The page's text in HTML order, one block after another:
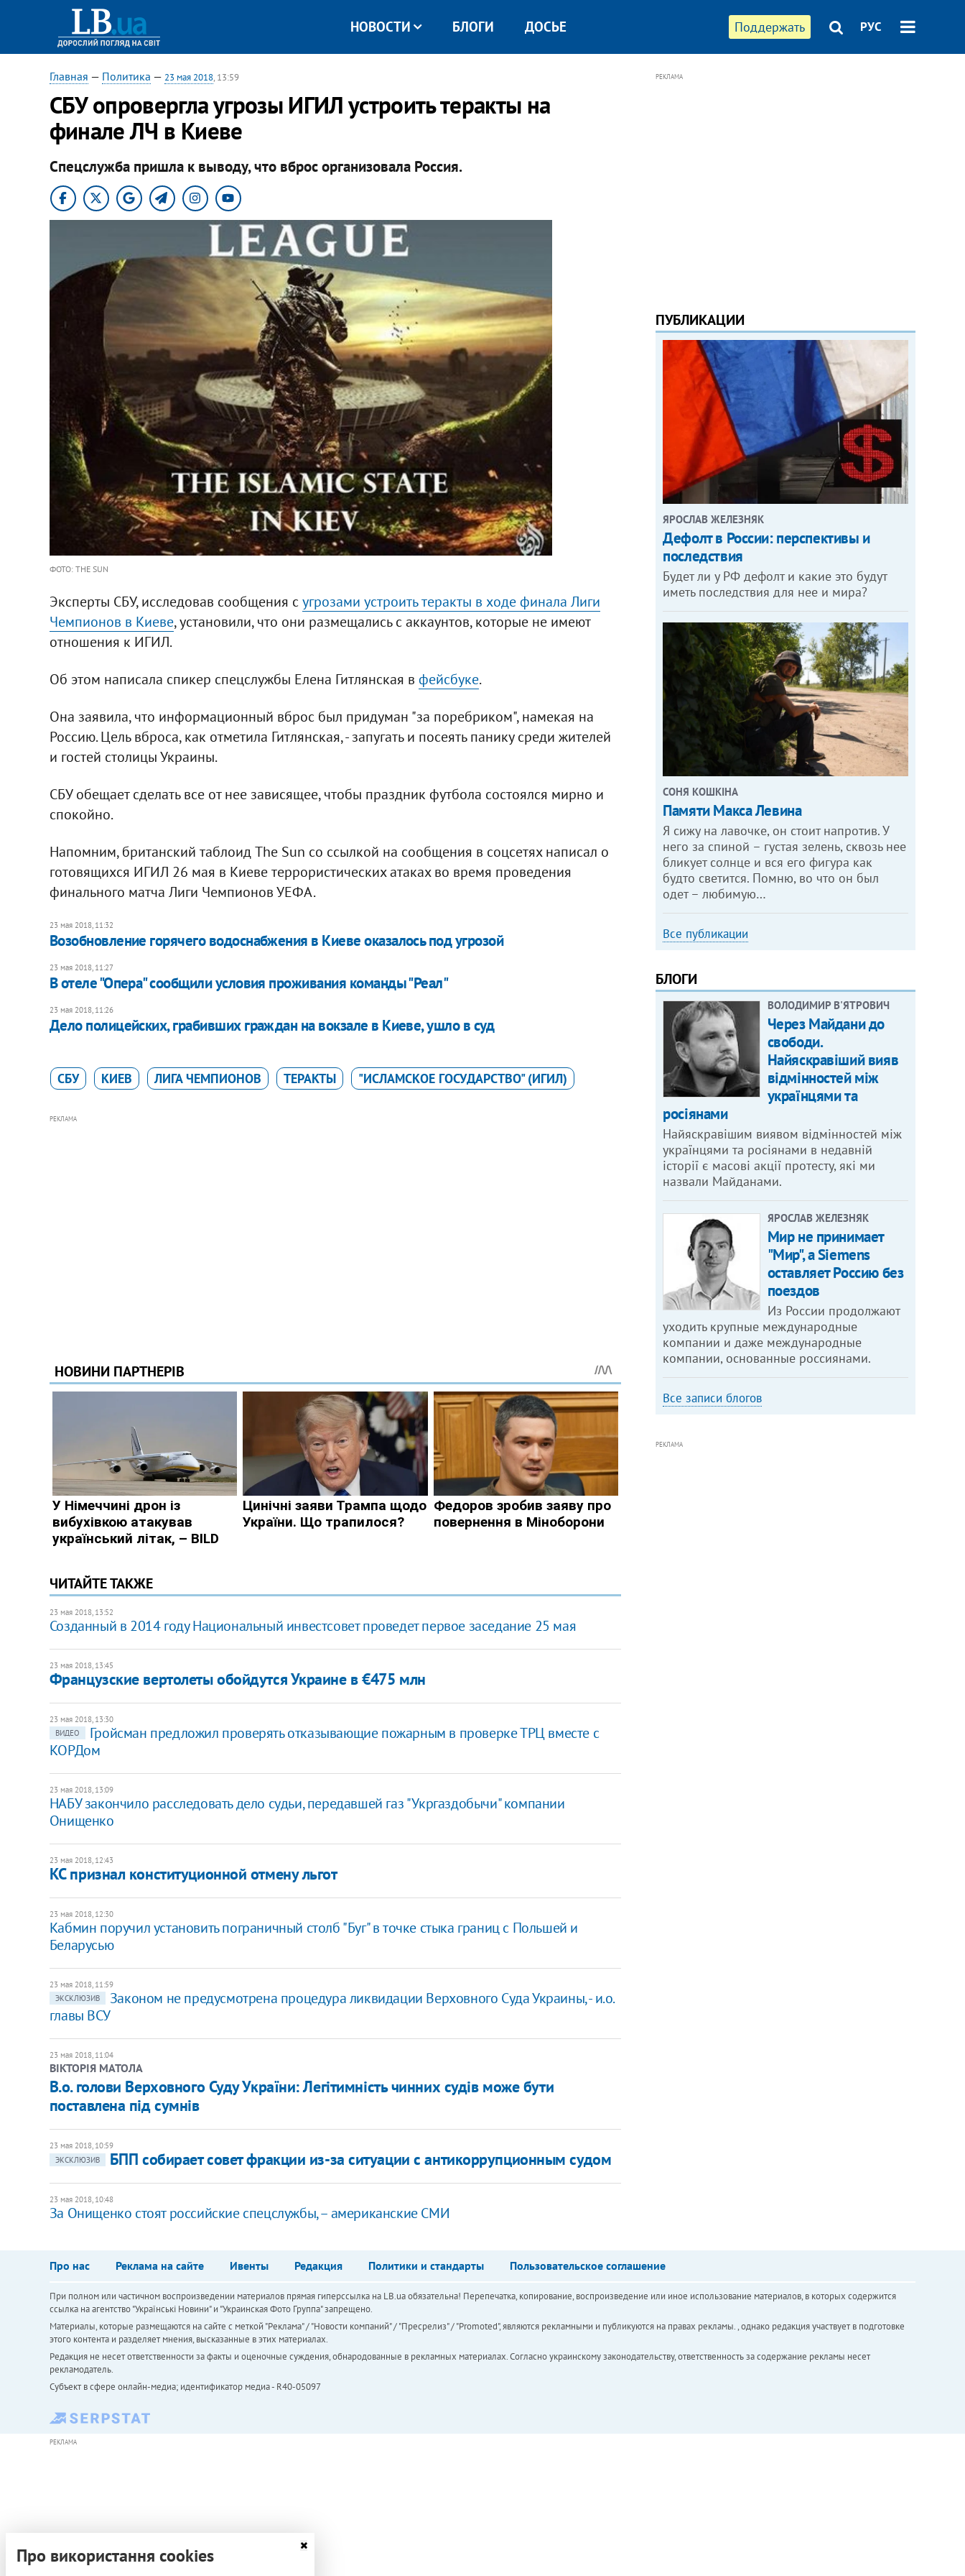
Поддержать РУС
НОВОСТИ БЛОГИ ДОСЬЕ
Главная — Политика — 23 мая 2018, 13:59
СБУ опровергла угрозы ИГИЛ устроить теракты на
финале ЛЧ в Киеве
Спецслужба пришла к выводу, что вброс организовала Россия.
ФОТО: THE SUN
Эксперты СБУ, исследовав сообщения сугрозами устроить теракты в ходе финала Лиги
Чемпионов в Киеве, установили, что они размещались с аккаунтов, которые не имеют
отношения к ИГИЛ.
Об этом написала спикер спецслужбы Елена Гитлянская в фейсбуке.
Она заявила, что информационный вброс был придуман "за поребриком", намекая на
Россию. Цель вброса, как отметила Гитлянская, - запугать и посеять панику среди жителей
и гостей столицы Украины.
СБУ обещает сделать все от нее зависящее, чтобы праздник футбола состоялся мирно и
спокойно.
Напомним, британский таблоид The Sun со ссылкой на сообщения в соцсетях написал о
готовящихся ИГИЛ 26 мая в Киеве террористических атаках во время проведения
финального матча Лиги Чемпионов УЕФА.
23 мая 2018, 11:32
Возобновление горячего водоснабжения в Киеве оказалось под угрозой
23 мая 2018, 11:27
В отеле "Опера" сообщили условия проживания команды "Реал"
23 мая 2018, 11:26
Дело полицейских, грабивших граждан на вокзале в Киеве, ушло в суд
СБУ КИЕВ ЛИГА ЧЕМПИОНОВ ТЕРАКТЫ "ИСЛАМСКОЕ ГОСУДАРСТВО" (ИГИЛ)
РЕКЛАМА
ЧИТАЙТЕ ТАКЖЕ
23 мая 2018, 13:52
​Созданный в 2014 году Национальный инвестсовет проведет первое заседание 25 мая
23 мая 2018, 13:45
Французские вертолеты обойдутся Украине в €475 млн
23 мая 2018, 13:30
ВИДЕО
​Гройсман предложил проверять отказывающие пожарным в проверке ТРЦ вместе с
КОРДом
23 мая 2018, 13:09
НАБУ закончило расследовать дело судьи, передавшей газ "Укргаздобычи" компании
Онищенко
23 мая 2018, 12:43
КС признал конституционной отмену льгот
23 мая 2018, 12:30
Кабмин поручил установить пограничный столб "Буг" в точке стыка границ с Польшей и
Беларусью
23 мая 2018, 11:59
ЭКСКЛЮЗИВ
Законом не предусмотрена процедура ликвидации Верховного Суда Украины, - и.о.
главы ВСУ
23 мая 2018, 11:04
ВІКТОРІЯ МАТОЛА
В.о. голови Верховного Суду України: Легітимність чинних судів може бути
поставлена під сумнів
23 мая 2018, 10:59
ЭКСКЛЮЗИВ
БПП собирает совет фракции из-за ситуации с антикоррупционным судом
23 мая 2018, 10:48
За Онищенко стоят российские спецслужбы, – американские СМИ
РЕКЛАМА
ПУБЛИКАЦИИ
ЯРОСЛАВ ЖЕЛЕЗНЯК
Дефолт в России: перспективы и
последствия
Будет ли у РФ дефолт и какие это будут
иметь последствия для нее и мира?
СОНЯ КОШКІНА
Памяти Макса Левина
Я сижу на лавочке, он стоит напротив. У
него за спиной – густая зелень, сквозь нее
бликует солнце и вся его фигура как
будто светится. Помню, во что он был
одет – любимую…
Все публикации
БЛОГИ
ВОЛОДИМИР В'ЯТРОВИЧ
Через Майдани до
свободи.
Найяскравіший вияв
відмінностей між
українцями та
росіянами
Найяскравішим виявом відмінностей між
українцями та росіянами в недавній
історії є масові акції протесту, які ми
назвали Майданами.
ЯРОСЛАВ ЖЕЛЕЗНЯК
Мир не принимает
"Мир", а Siemens
оставляет Россию без
поездов
Из России продолжают
уходить крупные международные
компании и даже международные
компании, основанные россиянами.
Все записи блогов
РЕКЛАМА
Про нас Реклама на сайте Ивенты Редакция Политики и стандарты Пользовательское соглашение
При полном или частичном воспроизведении материалов прямая гиперссылка на LB.ua обязательна! Перепечатка, копирование, воспроизведение или иное использование материалов, в которых содержится
ссылка на агентство "Українськi Новини" и "Украинская Фото Группа" запрещено.
Материалы, которые размещаются на сайте с меткой "Реклама" / "Новости компаний" / "Пресрелиз" / "Promoted", являются рекламными и публикуются на правах рекламы. , однако редакция участвует в подготовке
этого контента и разделяет мнения, высказанные в этих материалах.
Редакция не несет ответственности за факты и оценочные суждения, обнародованные в рекламных материалах. Согласно украинскому законодательству, ответственность за содержание рекламы несет
рекламодатель.
Субъект в сфере онлайн-медиа; идентификатор медиа - R40-05097
РЕКЛАМА
Про використання cookies